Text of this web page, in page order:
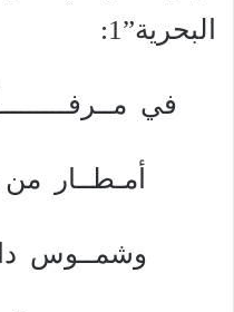
البحرية”1:
في
أمـطــار
وشمــوس